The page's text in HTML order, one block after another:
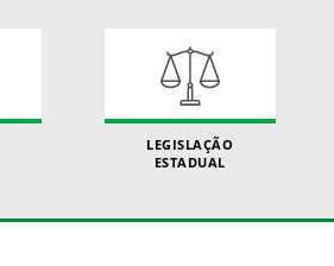
LEGISLAÇÃO
ESTADUAL